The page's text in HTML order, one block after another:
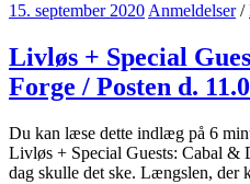
15. september 2020 Anmeldelser/
Livløs + Special
Forge / Posten d.
Du kan læse dette indlæg på 6
Livløs + Special Guests: Cabal &
dag skulle det ske. Længslen, der